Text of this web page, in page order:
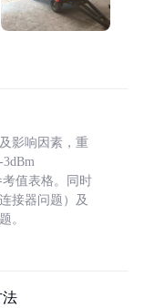
影响因素，重
值表格。同时
接器问题）及
。
法